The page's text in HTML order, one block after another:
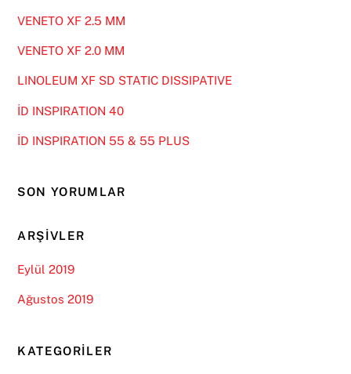
VENETO XF 2.5 MM
VENETO XF 2.0 MM
LINOLEUM XF SD STATIC DISSIPATIVE
İD INSPIRATION 40
İD INSPIRATION 55 & 55 PLUS
SON YORUMLAR
ARŞIVLER
Eylül 2019
Ağustos 2019
KATEGORILER